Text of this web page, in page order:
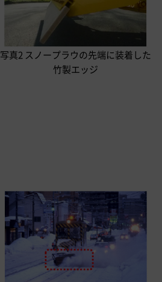
写真2 スノープラウの先端に装着した
竹製エッジ